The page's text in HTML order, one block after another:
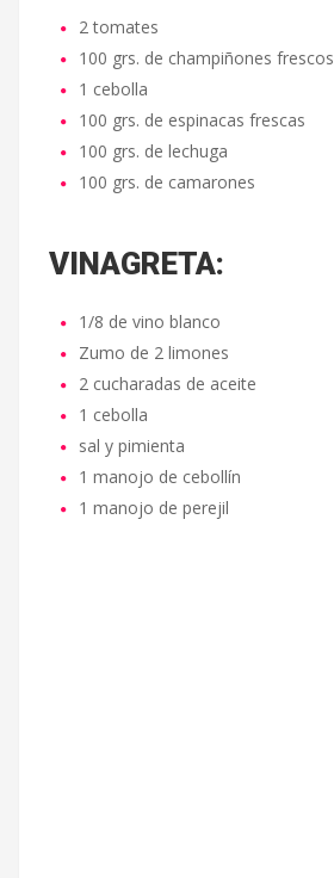
2 tomates
100 grs. de champiñones frescos
1 cebolla
100 grs. de espinacas frescas
100 grs. de lechuga
100 grs. de camarones
VINAGRETA:
1/8 de vino blanco
Zumo de 2 limones
2 cucharadas de aceite
1 cebolla
sal y pimienta
1 manojo de cebollín
1 manojo de perejil